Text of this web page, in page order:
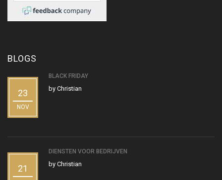
BLOGS
23
NOV
BLACK FRIDAY
by Christian
21
DIENSTEN VOOR BEDRIJVEN
by Christian